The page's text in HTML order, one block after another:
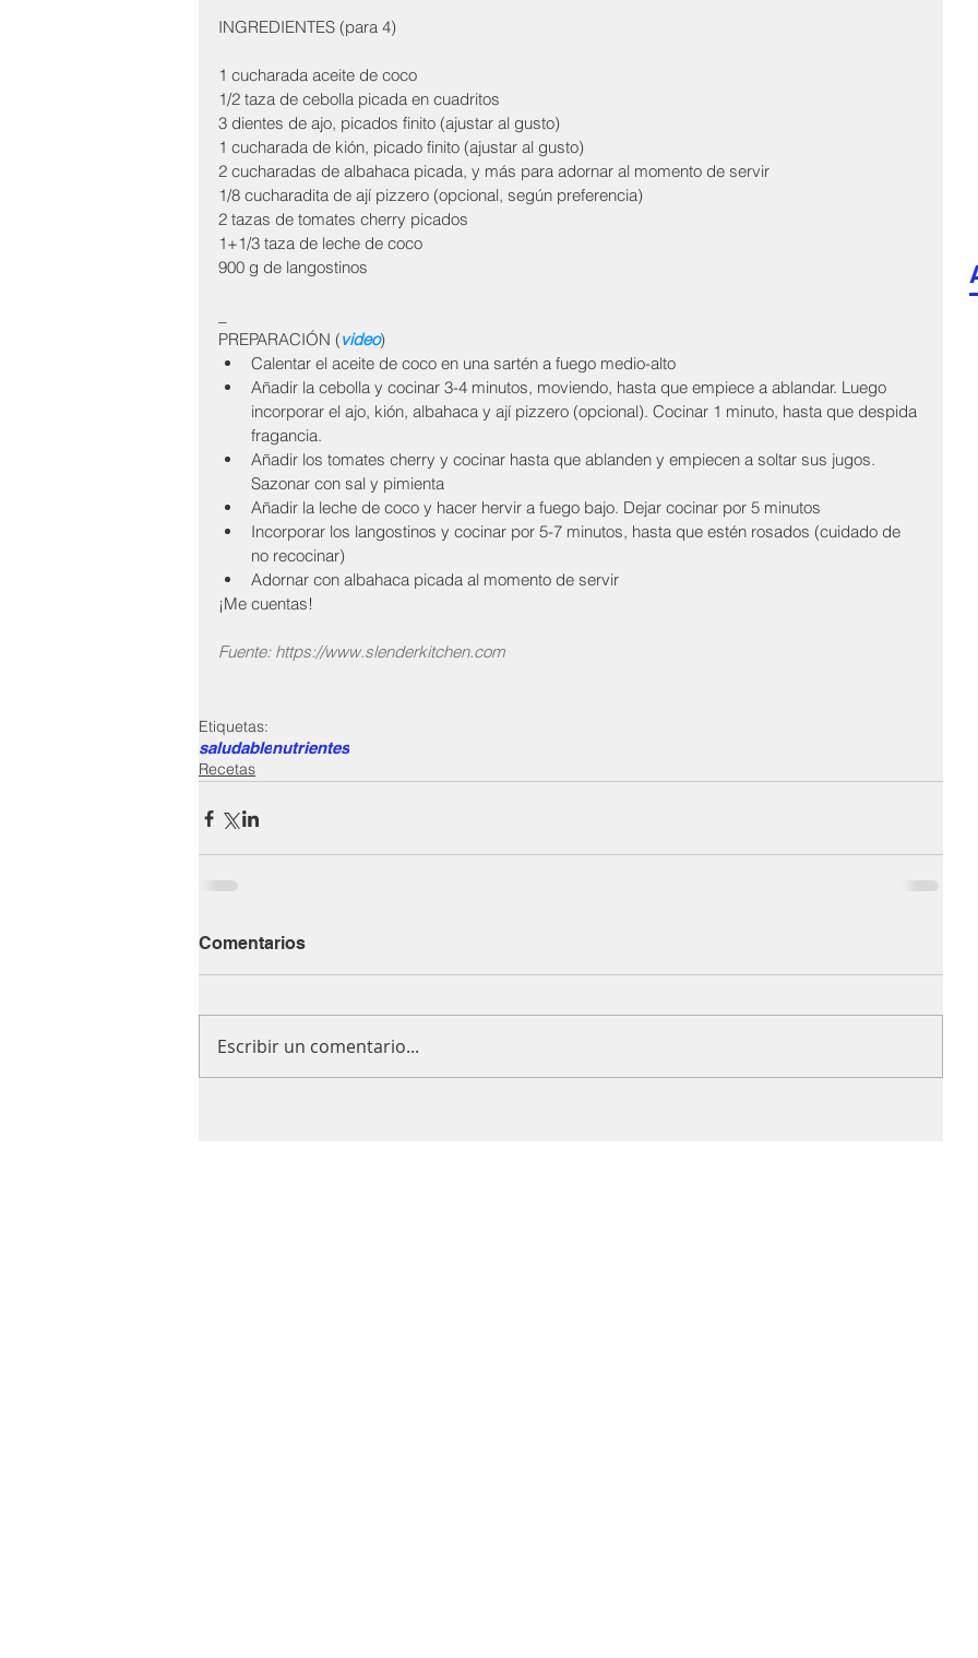
INGREDIENTES (para 4)
1 cucharada aceite de coco
1/2 taza de cebolla picada en cuadritos
3 dientes de ajo, picados finito (ajustar al gusto)
1 cucharada de kión, picado finito (ajustar al gusto)
2 cucharadas de albahaca picada, y más para adornar al momento de servir
1/8 cucharadita de ají pizzero (opcional, según preferencia)
2 tazas de tomates cherry picados
1+1/3 taza de leche de coco
900 g de langostinos
PREPARACIÓN (video)
Calentar el aceite de coco en una sartén a fuego medio-alto
Añadir la cebolla y cocinar 3-4 minutos, moviendo, hasta que empiece a ablandar. Luego
incorporar el ajo, kión, albahaca y ají pizzero (opcional). Cocinar 1 minuto, hasta que despida
fragancia.
Añadir los tomates cherry y cocinar hasta que ablanden y empiecen a soltar sus jugos.
Sazonar con sal y pimienta
Añadir la leche de coco y hacer hervir a fuego bajo. Dejar cocinar por 5 minutos
Incorporar los langostinos y cocinar por 5-7 minutos, hasta que estén rosados (cuidado de
no recocinar)
Adornar con albahaca picada al momento de servir
¡Me cuentas!
Fuente: https://www.slenderkitchen.com
Etiquetas:
saludablenutrientes
Recetas
Comentarios
Escribir un comentario...